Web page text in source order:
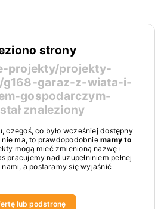
strony
projekty/projekty-
g168-garaz-z-wiata-i-
gospodarczym-
znaleziony
czegoś, co było wcześniej dostępny
nie ma, to prawdopodobniemamy to
mogą mieć zmienioną nazwę i
pracujemy nad uzupełniniem pełnej
a postaramy się wyjaśnić
lub podstronę